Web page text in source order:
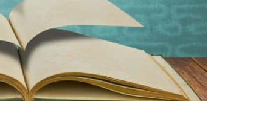
Consultation publique – Traitement des
données à caractère personnel à des fins
de recherche scientifique